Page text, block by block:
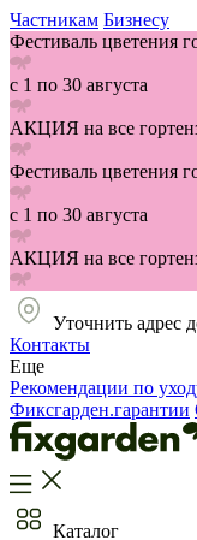
Частникам Бизнесу
Фестиваль цветения
с 1 по 30 августа
АКЦИЯ на все
Фестиваль цветения
с 1 по 30 августа
АКЦИЯ на все
Уточнить адрес
Контакты
Еще
Рекомендации по
Фиксгарден.гарантии
Каталог